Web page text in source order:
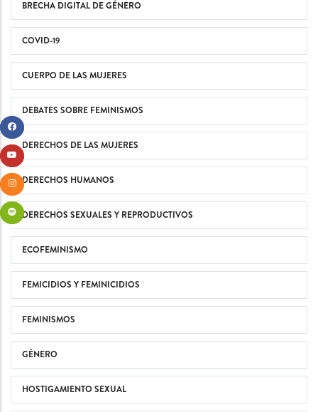
BRECHA DIGITAL DE GÉNERO
COVID-19
CUERPO DE LAS MUJERES
DEBATES SOBRE FEMINISMOS
DERECHOS DE LAS MUJERES
DERECHOS HUMANOS
DERECHOS SEXUALES Y REPRODUCTIVOS
ECOFEMINISMO
FEMICIDIOS Y FEMINICIDIOS
FEMINISMOS
GÉNERO
HOSTIGAMIENTO SEXUAL